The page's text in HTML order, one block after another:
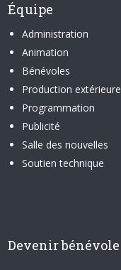
Équipe
Administration
Animation
Bénévoles
Production extérieure
Programmation
Publicité
Salle des nouvelles
Soutien technique
Devenir bénévole